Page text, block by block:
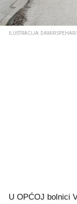
ILUSTRACIJA: DAMIR SPEHAR/
U OPĆOJ bolnici